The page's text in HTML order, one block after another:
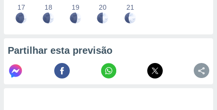
17 18 19 20 21
Partilhar esta previsão